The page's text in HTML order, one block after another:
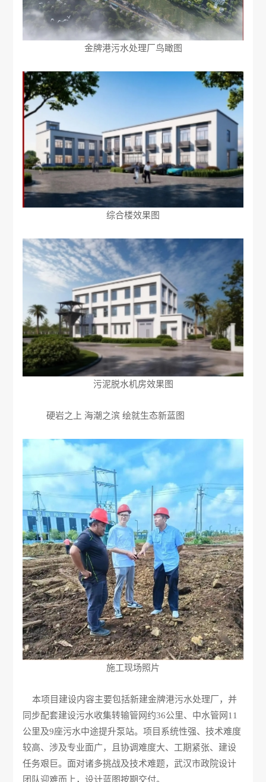
金牌港污水处理厂鸟瞰图
综合楼效果图
污泥脱水机房效果图
硬岩之上 海潮之滨 绘就生态新蓝图
施工现场照片
本项目建设内容主要包括新建金牌港污水处理厂，并
同步配套建设污水收集转输管网约36公里、中水管网11
公里及9座污水中途提升泵站。项目系统性强、技术难度
较高、涉及专业面广，且协调难度大、工期紧张、建设
任务艰巨。面对诸多挑战及技术难题，武汉市政院设计
团队迎难而上，设计蓝图按期交付。